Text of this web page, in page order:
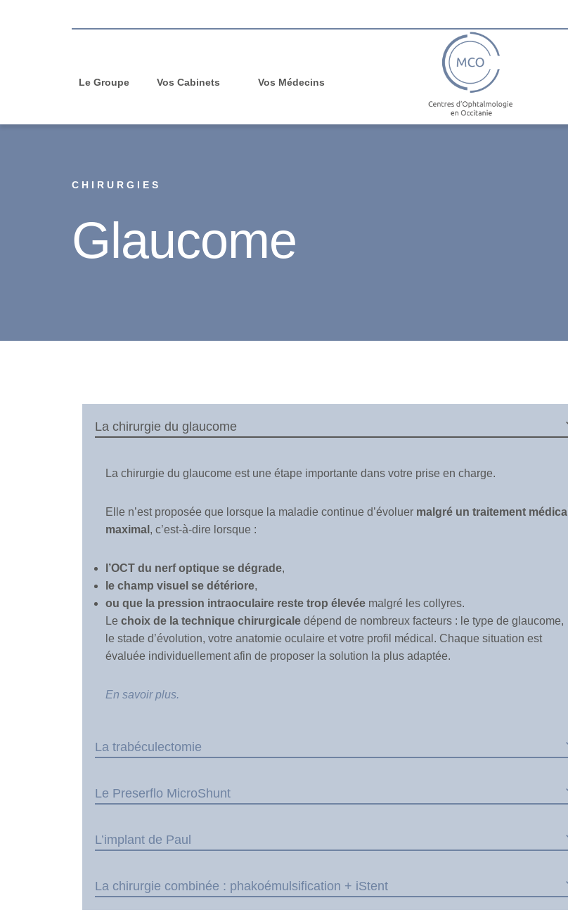
Le Groupe Vos Cabinets Vos Médecins
CHIRURGIES
Glaucome
La chirurgie du glaucome
La chirurgie du glaucome est une étape importante dans votre prise en charge.
Elle n’est proposée que lorsque la maladie continue d’évoluer malgré un traitement médical
maximal , c’est-à-dire lorsque :
l’OCT du nerf optique se dégrade,
le champ visuel se détériore,
ou que la pression intraoculaire reste trop élevée malgré les collyres.
Le choix de la technique chirurgicale dépend de nombreux facteurs : le type de glaucome,
le stade d’évolution, votre anatomie oculaire et votre profil médical. Chaque situation est
évaluée individuellement afin de proposer la solution la plus adaptée.
En savoir plus.
La trabéculectomie
Le Preserflo MicroShunt
L’implant de Paul
La chirurgie combinée : phakoémulsification + iStent